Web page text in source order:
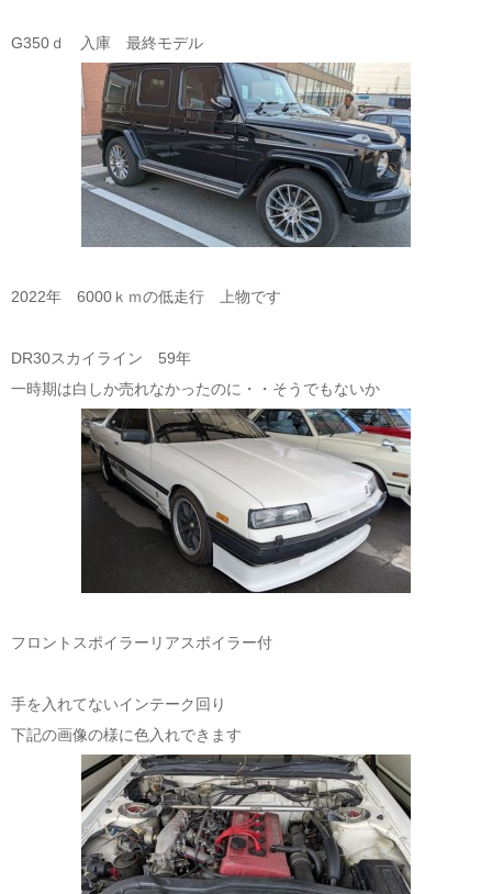
G350ｄ 入庫 最終モデル
2022年 6000ｋｍの低走行 上物です
DR30スカイライン 59年
一時期は白しか売れなかったのに・・そうでもないか
フロントスポイラーリアスポイラー付
手を入れてないインテーク回り
下記の画像の様に色入れできます